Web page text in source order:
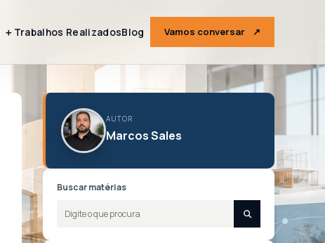
＋ Trabalhos RealizadosBlog Vamos conversar ↗
AUTOR
Marcos Sales
Buscar matérias